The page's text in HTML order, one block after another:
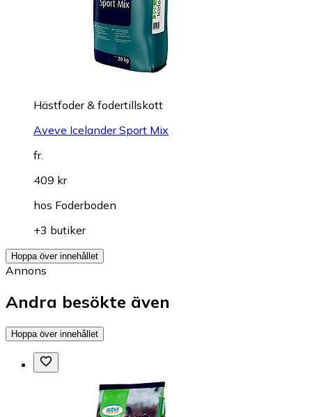
Hästfoder & fodertillskott
Aveve Icelander Sport Mix
fr.
409 kr
hos Foderboden
+3 butiker
Hoppa över innehållet
Annons
Andra besökte även
Hoppa över innehållet